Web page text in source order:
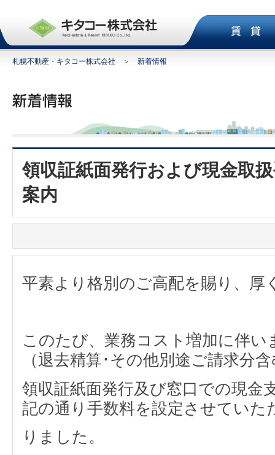
札幌不動産・キタコー株式会社 ＞ 新着情報
領収証紙面発行および現金取
案内
平素より格別のご高配を賜り、厚
このたび、業務コスト増加に伴い
（退去精算･その他別途ご請求分
領収証紙面発行及び窓口での現金
記の通り手数料を設定させていた
りました。